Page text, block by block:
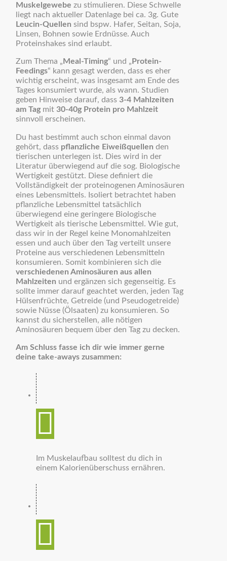
Muskelgewebe zu stimulieren. Diese Schwelle
liegt nach aktueller Datenlage bei ca. 3g. Gute
Leucin-Quellen sind bspw. Hafer, Seitan, Soja,
Linsen, Bohnen sowie Erdnüsse. Auch
Proteinshakes sind erlaubt.
Zum Thema „ Meal-Timing“ und „ Protein-
Feedings“ kann gesagt werden, dass es eher
wichtig erscheint, was insgesamt am Ende des
Tages konsumiert wurde, als wann. Studien
geben Hinweise darauf, dass 3-4 Mahlzeiten
am Tagmit 30-40g Protein pro Mahlzeit
sinnvoll erscheinen.
Du hast bestimmt auch schon einmal davon
gehört, dass pflanzliche Eiweißquellen den
tierischen unterlegen ist. Dies wird in der
Literatur überwiegend auf die sog. Biologische
Wertigkeit gestützt. Diese definiert die
Vollständigkeit der proteinogenen Aminosäuren
eines Lebensmittels. Isoliert betrachtet haben
pflanzliche Lebensmittel tatsächlich
überwiegend eine geringere Biologische
Wertigkeit als tierische Lebensmittel. Wie gut,
dass wir in der Regel keine Monomahlzeiten
essen und auch über den Tag verteilt unsere
Proteine aus verschiedenen Lebensmitteln
konsumieren. Somit kombinieren sich die
verschiedenen Aminosäuren aus allen
Mahlzeiten und ergänzen sich gegenseitig. Es
sollte immer darauf geachtet werden, jeden Tag
Hülsenfrüchte, Getreide (und Pseudogetreide)
sowie Nüsse (Ölsaaten) zu konsumieren. So
kannst du sicherstellen, alle nötigen
Aminosäuren bequem über den Tag zu decken.
Am Schluss fasse ich dir wie immer gerne
deine take-aways zusammen:
Im Muskelaufbau solltest du dich in
einem Kalorienüberschuss ernähren.